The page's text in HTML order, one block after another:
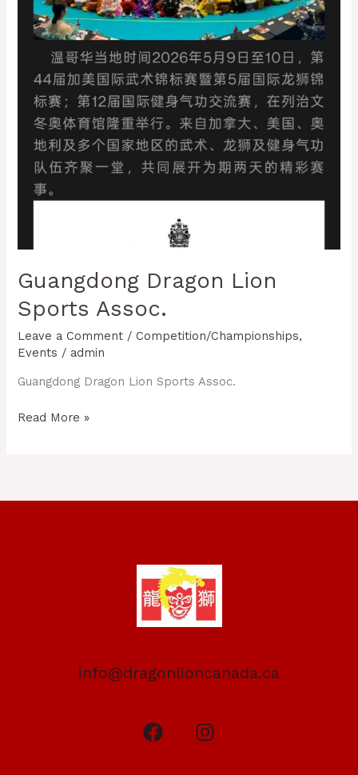
Guangdong Dragon Lion
Sports Assoc.
Leave a Comment /Competition/Championships,
Events / admin
Guangdong Dragon Lion Sports Assoc.
Read More »
info@dragonlioncanada.ca